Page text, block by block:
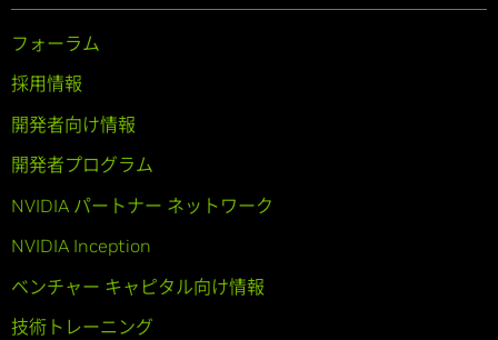
フォーラム
採用情報
開発者向け情報
開発者プログラム
NVIDIA パートナー ネットワーク
NVIDIA Inception
ベンチャー キャピタル向け情報
技術トレーニング